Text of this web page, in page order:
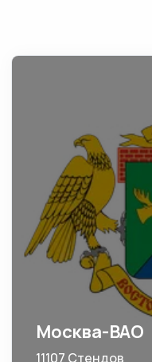
Москва-ВАО
11107 Стендов